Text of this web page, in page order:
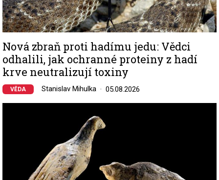
Nová zbraň proti hadímu jedu: Vědci
odhalili, jak ochranné proteiny z hadí
krve neutralizují toxiny
VĚDA Stanislav Mihulka 05.08.2026